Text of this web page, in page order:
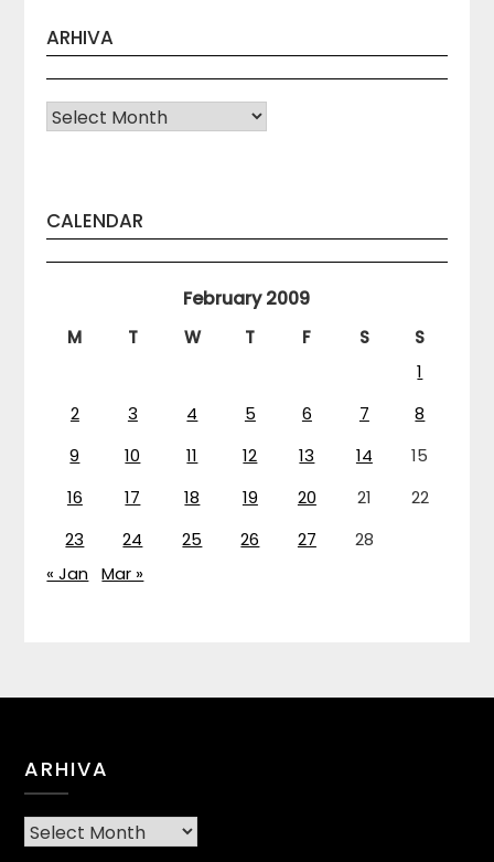
ARHIVA
Arhiva
CALENDAR
February 2009
M T W T F S
S
1
2
3 4 5 6 7
8
9
10 11 12 13 14
15
16
17 18 19 20 21
22
23
24 25 26 27
28
« Jan Mar »
ARHIVA
Arhiva